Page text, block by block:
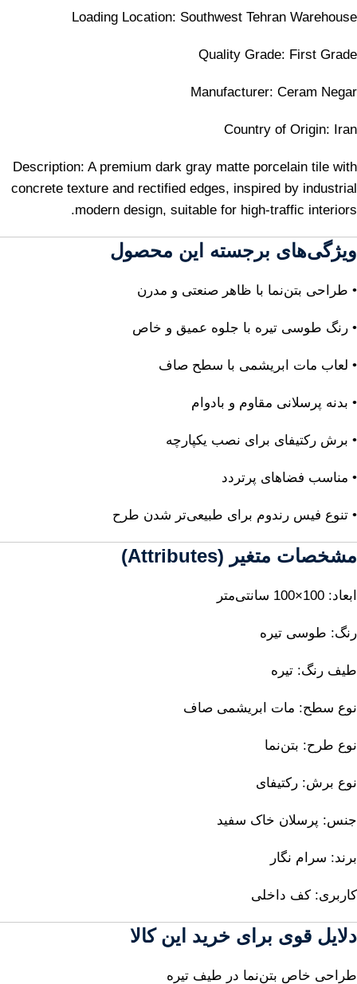
Loading Location: Southwest Tehran Warehouse
Quality Grade: First Grade
Manufacturer: Ceram Negar
Country of Origin: Iran
Description: A premium dark gray matte porcelain tile with
concrete texture and rectified edges, inspired by industrial
modern design, suitable for high-traffic interiors.
ویژگی‌های برجسته این محصول
• طراحی بتن‌نما با ظاهر صنعتی و مدرن
• رنگ طوسی تیره با جلوه عمیق و خاص
• لعاب مات ابریشمی با سطح صاف
• بدنه پرسلانی مقاوم و بادوام
• برش رکتیفای برای نصب یکپارچه
• مناسب فضاهای پرتردد
• تنوع فیس رندوم برای طبیعی‌تر شدن طرح
مشخصات متغیر (Attributes)
ابعاد: 100×100 سانتی‌متر
رنگ: طوسی تیره
طیف رنگ: تیره
نوع سطح: مات ابریشمی صاف
نوع طرح: بتن‌نما
نوع برش: رکتیفای
جنس: پرسلان خاک سفید
برند: سرام نگار
کاربری: کف داخلی
دلایل قوی برای خرید این کالا
طراحی خاص بتن‌نما در طیف تیره